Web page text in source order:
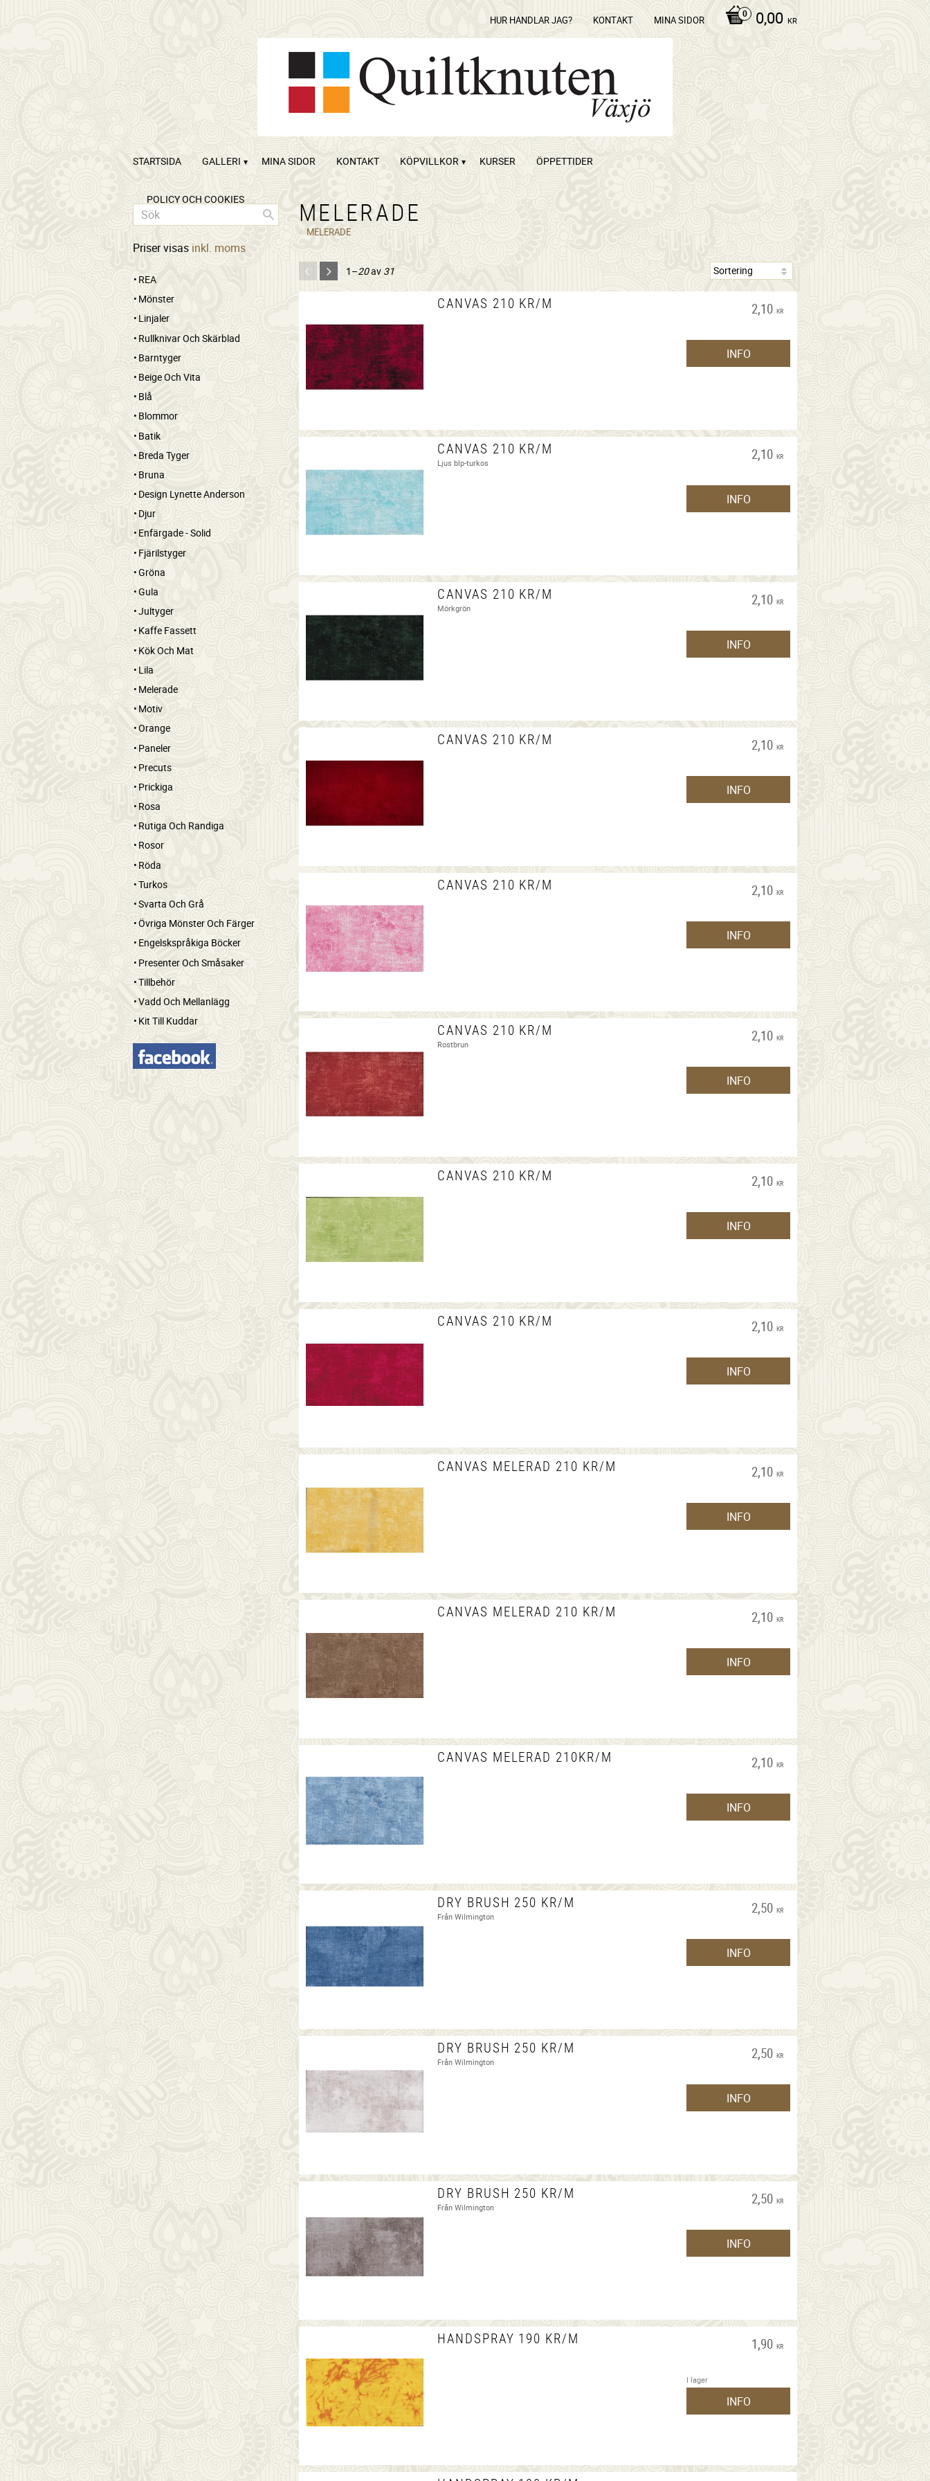
0,00 KR
HUR HANDLAR JAG? KONTAKT MINA SIDOR
STARTSIDA GALLERI MINA SIDOR KONTAKT KÖPVILLKOR KURSER ÖPPETTIDER
POLICY OCH COOKIES MELERADE
MELERADE
1–20av 31
CANVAS 210 KR/M 2,10 KR
INFO
CANVAS 210 KR/M
Ljus blp-turkos 2,10 KR
INFO
CANVAS 210 KR/M
Mörkgrön 2,10 KR
INFO
CANVAS 210 KR/M 2,10 KR
INFO
CANVAS 210 KR/M 2,10 KR
INFO
CANVAS 210 KR/M
Rostbrun 2,10 KR
INFO
CANVAS 210 KR/M 2,10 KR
INFO
CANVAS 210 KR/M 2,10 KR
INFO
CANVAS MELERAD 210 KR/M 2,10 KR
INFO
CANVAS MELERAD 210 KR/M 2,10 KR
INFO
CANVAS MELERAD 210KR/M 2,10 KR
INFO
DRY BRUSH 250 KR/M
Från Wilmington 2,50 KR
INFO
DRY BRUSH 250 KR/M
Från Wilmington 2,50 KR
INFO
DRY BRUSH 250 KR/M
Från Wilmington 2,50 KR
INFO
HANDSPRAY 190 KR/M 1,90 KR
I lager
INFO
Priser visas inkl. moms
REA
Mönster
Linjaler
Rullknivar Och Skärblad
Barntyger
Beige Och Vita
Blå
Blommor
Batik
Breda Tyger
Bruna
Design Lynette Anderson
Djur
Enfärgade - Solid
Fjärilstyger
Gröna
Gula
Jultyger
Kaffe Fassett
Kök Och Mat
Lila
Melerade
Motiv
Orange
Paneler
Precuts
Prickiga
Rosa
Rutiga Och Randiga
Rosor
Röda
Turkos
Svarta Och Grå
Övriga Mönster Och Färger
Engelskspråkiga Böcker
Presenter Och Småsaker
Tillbehör
Vadd Och Mellanlägg
Kit Till Kuddar